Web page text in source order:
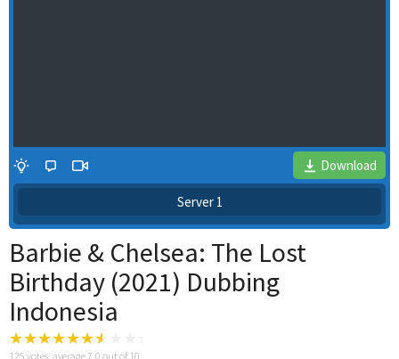
Download
Server 1
Barbie & Chelsea: The Lost
Birthday (2021) Dubbing
Indonesia
125 votes, average7.0 out of 10